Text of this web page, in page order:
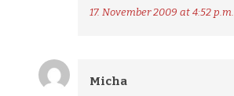
17. November 2009 at 4:52 p.m.
Micha